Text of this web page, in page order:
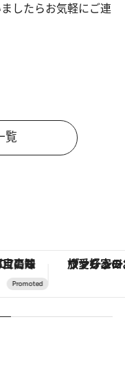
したらお気軽にご連
覧
舌にも涼を呼ぶ郷土の味 ヴァシュロン・コンスタンタ